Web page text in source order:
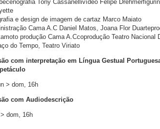
Tony Cassanellivídeo Felipe
e design de imagem de cartaz Marco Maiato
Cama A.C Daniel Matos, Joana Flor
produção Cama A.Ccoprodução Teatro
do Tempo, Teatro Viriato
com interpretação em Língua Gestual
> dom, 16h
com Audiodescrição
dom, 16h